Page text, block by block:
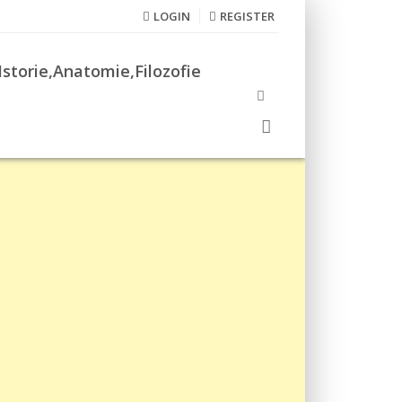
LOGIN REGISTER